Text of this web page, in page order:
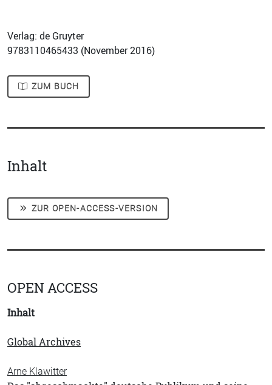
Verlag: de Gruyter
9783110465433 (November 2016)
ZUM BUCH
Inhalt
ZUR OPEN-ACCESS-VERSION
OPEN ACCESS
Inhalt
Global Archives
Arne Klawitter